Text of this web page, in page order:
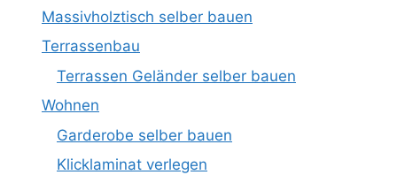
Massivholztisch selber bauen
Terrassenbau
Terrassen Geländer selber bauen
Wohnen
Garderobe selber bauen
Klicklaminat verlegen